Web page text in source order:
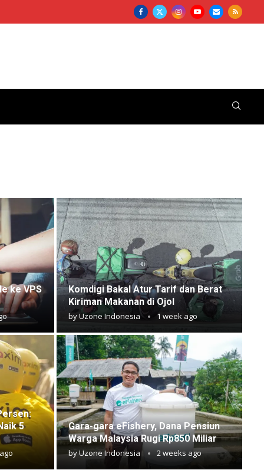
ke VPS
Komdigi Bakal Atur Tarif dan Berat
Kiriman Makanan di Ojol
byUzone Indonesia 1 week ago
5
Gara-gara eFishery, Dana Pensiun
Warga Malaysia Rugi Rp850 Miliar
byUzone Indonesia 2 weeks ago